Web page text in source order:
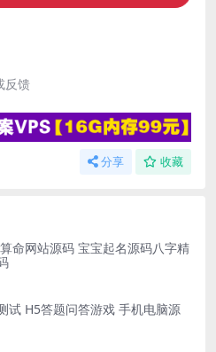
反馈
分享 收藏
命网站源码 宝宝起名源码八字精
试 H5答题问答游戏 手机电脑源